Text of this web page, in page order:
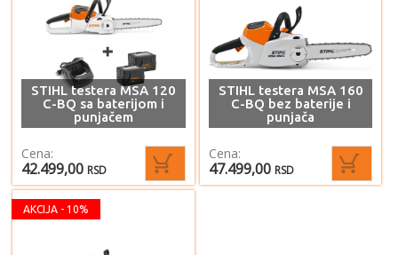
STIHL testera MSA 120
C-BQ sa baterijom i
punjačem
Cena:
42.499,00 RSD
STIHL testera MSA 160
C-BQ bez baterije i
punjača
Cena:
47.499,00 RSD
AKCIJA - 10%